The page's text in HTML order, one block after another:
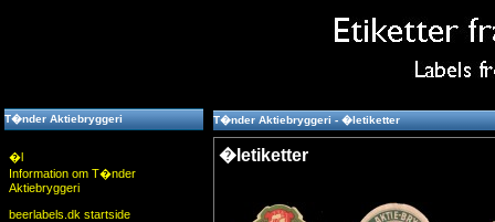
T�nder Aktiebryggeri
�l
Information om T�nder
Aktiebryggeri
beerlabels.dk startside
T�nder Aktiebryggeri - �letiketter
�letiketter